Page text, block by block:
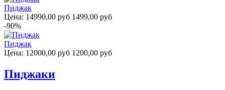
Пиджак
Цена: 14990,00 руб 1499,00 руб
-90%
Пиджак
Цена: 12000,00 руб 1200,00 руб
Пиджаки